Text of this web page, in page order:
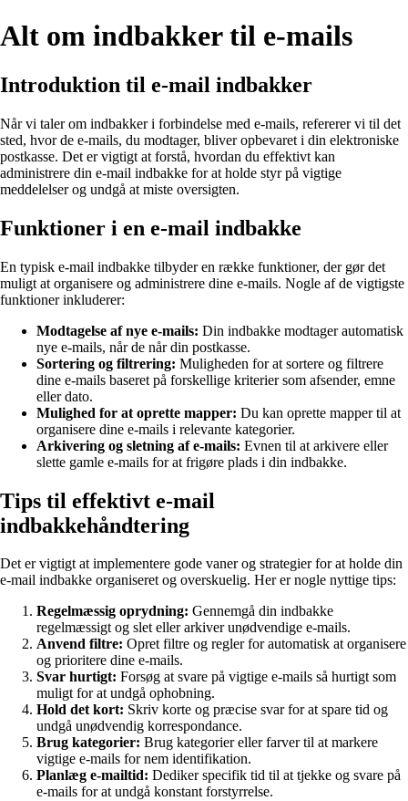
Alt om indbakker til e-mails
Introduktion til e-mail indbakker
Når vi taler om indbakker i forbindelse med e-mails, refererer vi til det
sted, hvor de e-mails, du modtager, bliver opbevaret i din elektroniske
postkasse. Det er vigtigt at forstå, hvordan du effektivt kan
administrere din e-mail indbakke for at holde styr på vigtige
meddelelser og undgå at miste oversigten.
Funktioner i en e-mail indbakke
En typisk e-mail indbakke tilbyder en række funktioner, der gør det
muligt at organisere og administrere dine e-mails. Nogle af de vigtigste
funktioner inkluderer:
Modtagelse af nye e-mails: Din indbakke modtager automatisk
nye e-mails, når de når din postkasse.
Sortering og filtrering: Muligheden for at sortere og filtrere
dine e-mails baseret på forskellige kriterier som afsender, emne
eller dato.
Mulighed for at oprette mapper: Du kan oprette mapper til at
organisere dine e-mails i relevante kategorier.
Arkivering og sletning af e-mails: Evnen til at arkivere eller
slette gamle e-mails for at frigøre plads i din indbakke.
Tips til effektivt e-mail
indbakkehåndtering
Det er vigtigt at implementere gode vaner og strategier for at holde din
e-mail indbakke organiseret og overskuelig. Her er nogle nyttige tips:
Regelmæssig oprydning: Gennemgå din indbakke
regelmæssigt og slet eller arkiver unødvendige e-mails.
Anvend filtre: Opret filtre og regler for automatisk at organisere
og prioritere dine e-mails.
Svar hurtigt: Forsøg at svare på vigtige e-mails så hurtigt som
muligt for at undgå ophobning.
Hold det kort: Skriv korte og præcise svar for at spare tid og
undgå unødvendig korrespondance.
Brug kategorier: Brug kategorier eller farver til at markere
vigtige e-mails for nem identifikation.
Planlæg e-mailtid: Dediker specifik tid til at tjekke og svare på
e-mails for at undgå konstant forstyrrelse.